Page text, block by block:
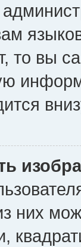
то вы
них